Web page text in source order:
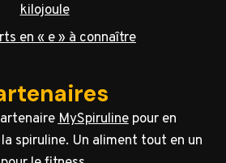
kilojoule
en « e » à connaître
MySpirulinepour en
spiruline. Un aliment tout en un